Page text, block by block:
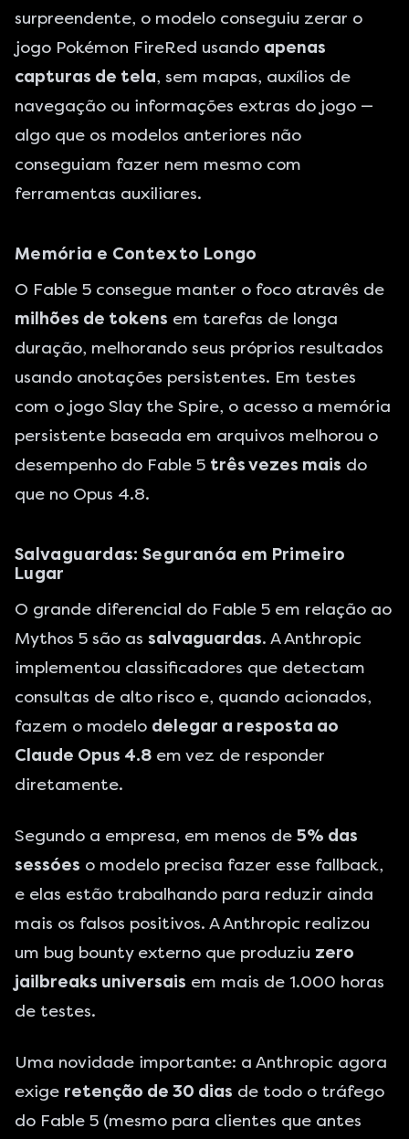
surpreendente, o modelo conseguiu zerar o
jogo Pokémon FireRed usando apenas
capturas de tela, sem mapas, auxílios de
navegação ou informações extras do jogo —
algo que os modelos anteriores não
conseguiam fazer nem mesmo com
ferramentas auxiliares.
Memória e Contexto Longo
O Fable 5 consegue manter o foco atravês de
milhões de tokens em tarefas de longa
duração, melhorando seus próprios resultados
usando anotações persistentes. Em testes
com o jogo Slay the Spire, o acesso a memória
persistente baseada em arquivos melhorou o
desempenho do Fable 5 três vezes mais do
que no Opus 4.8.
Salvaguardas: Seguranóa em Primeiro
Lugar
O grande diferencial do Fable 5 em relação ao
Mythos 5 são as salvaguardas. A Anthropic
implementou classificadores que detectam
consultas de alto risco e, quando acionados,
fazem o modelo delegar a resposta ao
Claude Opus 4.8 em vez de responder
diretamente.
Segundo a empresa, em menos de 5% das
sessóes o modelo precisa fazer esse fallback,
e elas estão trabalhando para reduzir ainda
mais os falsos positivos. A Anthropic realizou
um bug bounty externo que produziu zero
jailbreaks universais em mais de 1.000 horas
de testes.
Uma novidade importante: a Anthropic agora
exige retenção de 30 dias de todo o tráfego
do Fable 5 (mesmo para clientes que antes